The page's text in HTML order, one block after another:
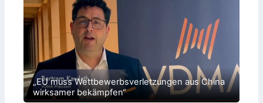
„EU muss Wettbewerbsverletzungen aus China
wirksamer bekämpfen“